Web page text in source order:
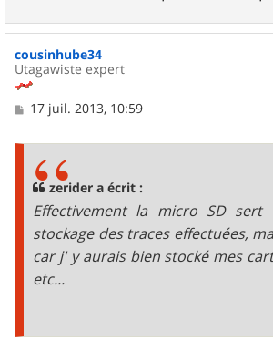
cousinhube34
Utagawiste expert
M17 juil. 2013, 10:59
zerider a écrit :
Effectivement la micro SD sert
stockage des traces effectuées,
car j' y aurais bien stocké mes
etc...